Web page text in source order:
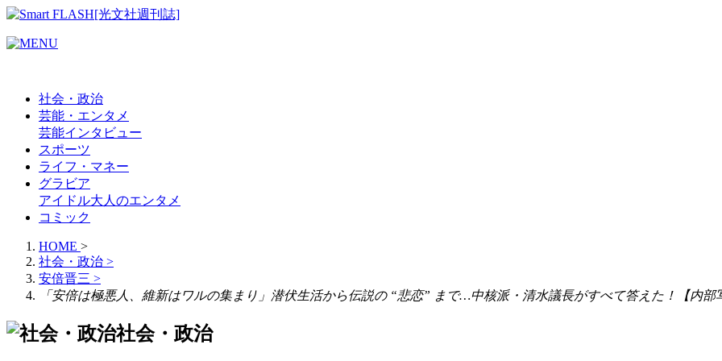
社会・政治
芸能・エンタメ
芸能インタビュー
スポーツ
ライフ・マネー
グラビア
アイドル大人のエンタメ
コミック
HOME >
社会・政治 >
安倍晋三 >
「安倍は極悪人、維新はワルの集まり」潜伏生活から伝説の “悲恋” まで…中核派・清水議長がすべて答えた！【内部
社会・政治